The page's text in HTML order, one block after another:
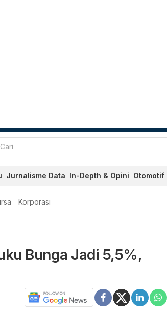
Jurnalisme Data In-Depth & Opini Otomotif
Korporasi
Bunga Jadi 5,5%,